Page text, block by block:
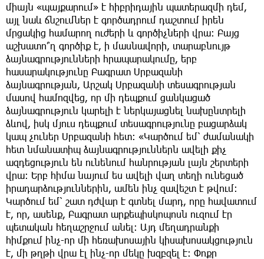
միայն «պայքարում» է հիբրիդային պատերազմի դեմ,
այլ նաև ճնշումներ է գործադրում դաշտում իրեն
մրցակից համարող ուժերի և գործիչների վրա։ Բայց
աշխատո՞ղ գործիք է, ի մասնավորի, տարաբնույթ
ձայնագրությունների հրապարակումը, երբ
հասարակությունը Բագրատ Սրբազանի
ձայնագրության, Արշակ Սրբազանի տեսագրության
մասով համոզվեց, որ մի դեպքում ցանկացած
ձայնագրություն կարելի է ներկայացնել նախընտրելի
ձևով, իսկ մյուս դեպքում տեսագրությունը բացարձակ
կապ չուներ Սրբազանի հետ։ «Կարծում եմ՝ ժամանակի
հետ նմանատիպ ձայնագրություններն ավելի քիչ
ազդեցություն են ունենում հանրության լայն շերտերի
վրա։ Երբ հիմա նայում ես ավելի վաղ տեղի ունեցած
իրադարձություններին, ամեն ինչ զավեշտ է թվում։
Կարծում եմ՝ շատ դժվար է գտնել մարդ, որը հավատում
է, որ, ասենք, Բագրատ արքեպիսկոպոսն ուզում էր
պետական հեղաշրջում անել։ Այդ մեղադրանքի
հիմքում ինչ-որ մի հեռախոսային կիսախոսակցություն
է, մի թղթի վրա էլ ինչ-որ մեկը խզբզել է։ Փոքր